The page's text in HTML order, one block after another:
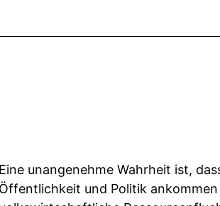
Eine unangenehme Wahrheit ist,
Öffentlichkeit und Politik